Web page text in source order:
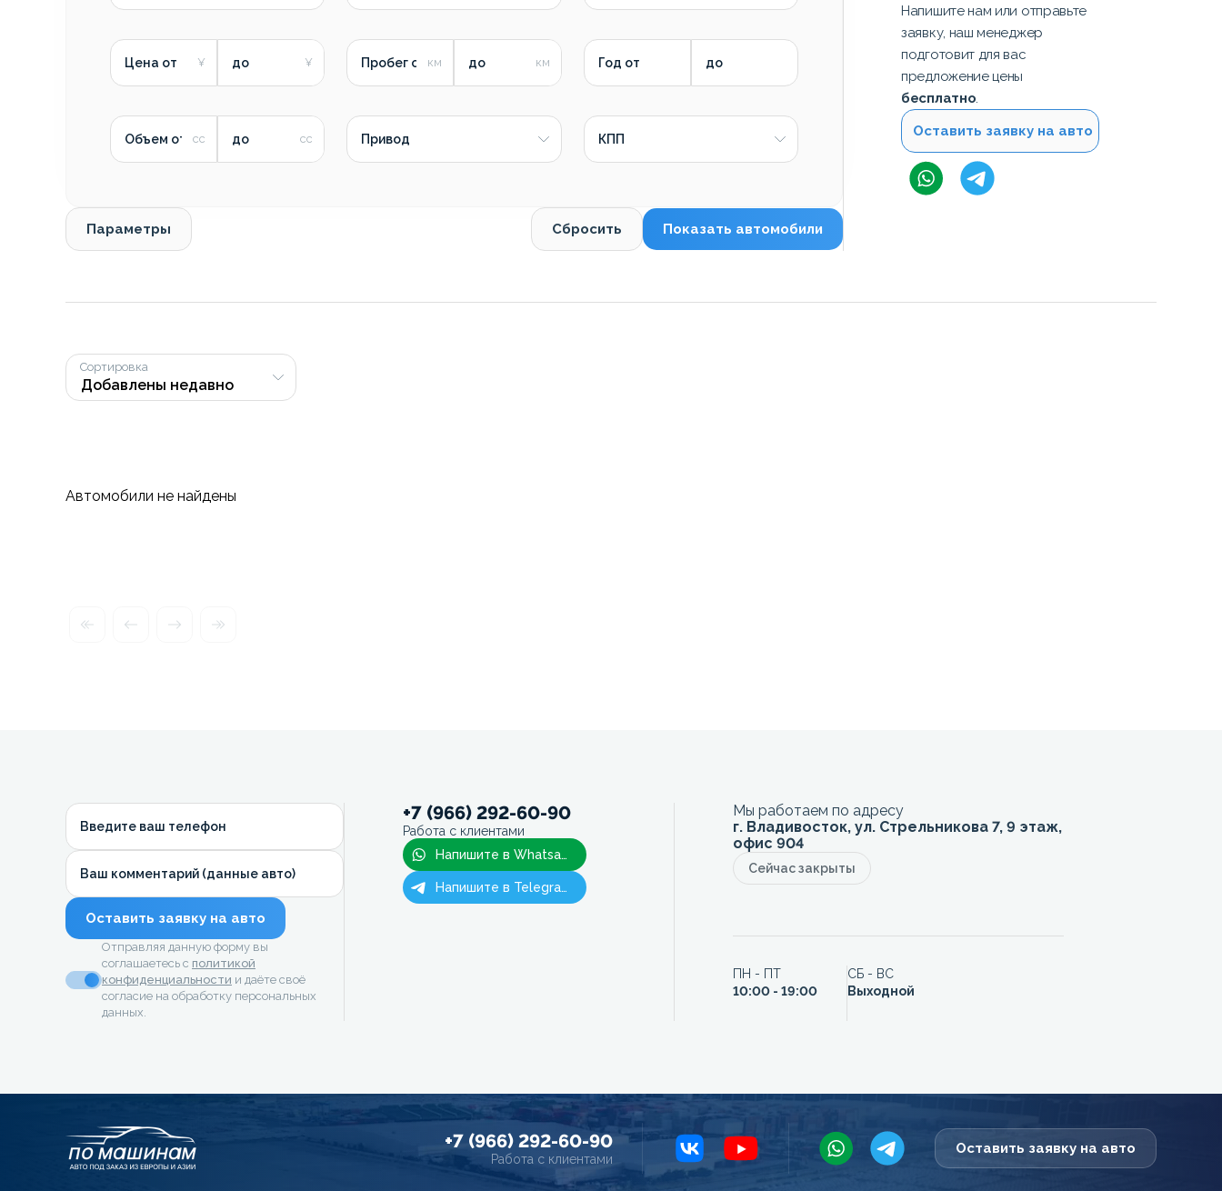
Цена от до Пробег от до Год от до
Объем от до Привод КПП
Параметры Сбросить Показать автомобили
Напишите нам или отправьте
заявку, наш менеджер
подготовит для вас
предложение цены
бесплатно.
Оставить заявку на авто
Сортировка
Автомобили не найдены
Введите ваш телефон
Ваш комментарий (данные авто)
Оставить заявку на авто
Отправляя данную форму вы
соглашаетесь с политикой
конфиденциальности и даёте своё
согласие на обработку персональных
данных.
+7 (966) 292-60-90
Работа с клиентами
Напишите в Whatsapp
Напишите в Telegram
Мы работаем по адресу
г. Владивосток, ул. Стрельникова 7, 9 этаж,
офис 904
Сейчас закрыты
ПН - ПТ
10:00 - 19:00
СБ - ВС
Выходной
+7 (966) 292-60-90
Работа с клиентами
Оставить заявку на авто